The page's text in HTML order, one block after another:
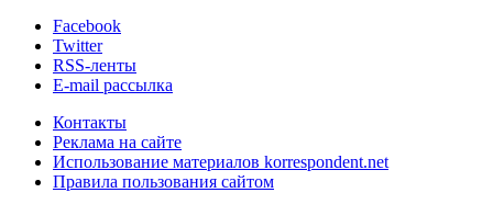
Facebook
Twitter
RSS-ленты
E-mail рассылка
Контакты
Реклама на сайте
Использование материалов korrespondent.net
Правила пользования сайтом